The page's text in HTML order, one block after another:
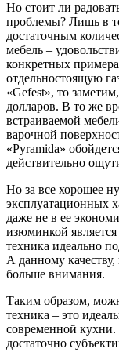
Но стоит ли
проблемы? Лишь в
достаточным
мебель –
конкретных
отдельностоящую
«Gefest», то
долларов. В то же
встраиваемой
варочной
«Pyramida»
действительно
Но за все хорошее
эксплуатационных
даже не в ее
изюминкой является
техника идеально
А данному качеству,
больше внимания.
Таким образом,
техника – это
современной
достаточно